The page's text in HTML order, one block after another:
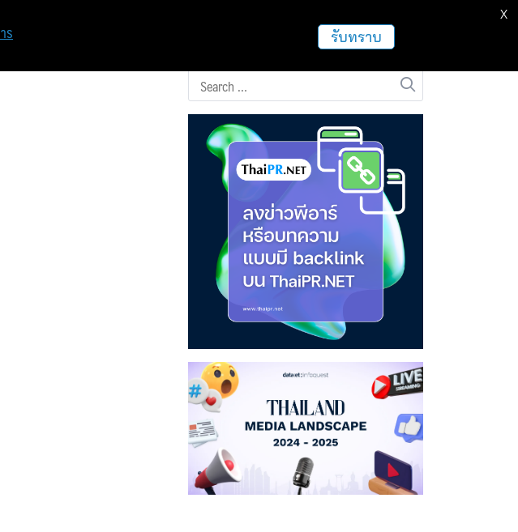
ฝากข่าวประชาสัมพันธ์
ร รับทราบ
X